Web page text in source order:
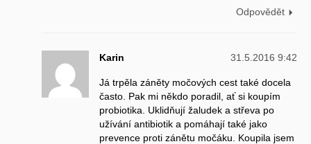
Odpovědět
Karin 31.5.2016 9:42
Já trpěla záněty močových cest také docela
často. Pak mi někdo poradil, ať si koupím
probiotika. Uklidňují žaludek a střeva po
užívání antibiotik a pomáhají také jako
prevence proti zánětu močáku. Koupila jsem